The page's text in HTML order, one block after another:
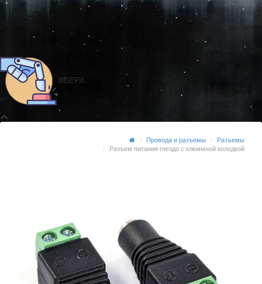
ВВЕРХ
Провода и разъемы
Разъемы
Разъем питания гнездо с клеммной колодкой